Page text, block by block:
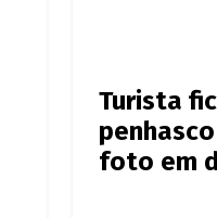
Turista
foto em